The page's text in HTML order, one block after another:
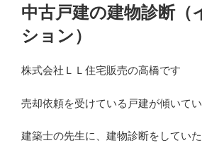
稿
日:
中古戸建の建物診断（
ション）
株式会社ＬＬ住宅販売の高橋です
売却依頼を受けている戸建が傾いて
建築士の先生に、建物診断をしてい